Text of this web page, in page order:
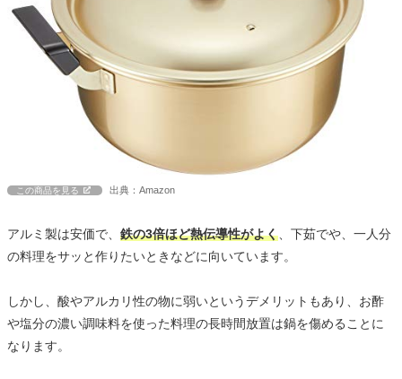
この商品を見る 出典：Amazon
アルミ製は安価で、 鉄の3倍ほど熱伝導性がよく、下茹でや、一人分
の料理をサッと作りたいときなどに向いています。
しかし、酸やアルカリ性の物に弱いというデメリットもあり、お酢
や塩分の濃い調味料を使った料理の長時間放置は鍋を傷めることに
なります。